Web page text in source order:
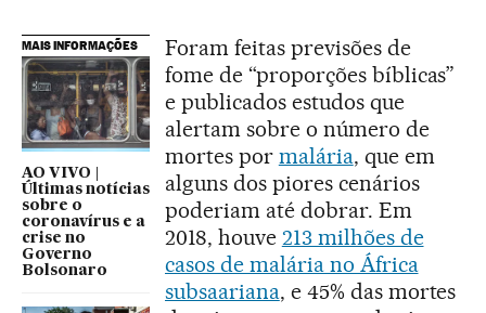
MAIS INFORMAÇÕES
AO VIVO |
Últimas notícias
sobre o
coronavírus e a
crise no
Governo
Bolsonaro
Foram feitas previsões de
fome de “proporções bíblicas”
e publicados estudos que
alertam sobre o número de
mortes por malária, que em
alguns dos piores cenários
poderiam até dobrar. Em
2018, houve 213 milhões de
casos de malária no África
subsaariana, e 45% das mortes